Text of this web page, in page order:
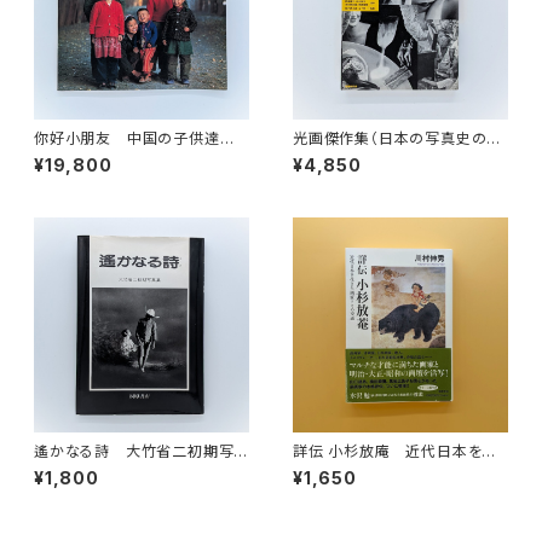
你好小朋友 中国の子供達
秋山亮二写真集
¥19,800
光画傑作集（日本の写真史の至
宝 別巻）
¥4,850
遙かなる詩 大竹省二初期写
真集
¥1,800
詳伝 小杉放庵 近代日本を生
きた画家とその交流
¥1,650